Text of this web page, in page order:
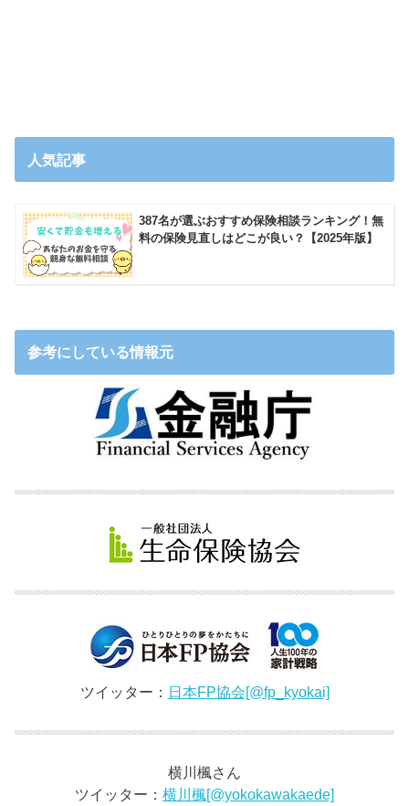
人気記事
387名が選ぶおすすめ保険相談ランキング！無
料の保険見直しはどこが良い？【2025年版】
参考にしている情報元
ツイッター： 日本FP協会[@fp_kyokai]
横川楓さん
ツイッター： 横川楓[@yokokawakaede]